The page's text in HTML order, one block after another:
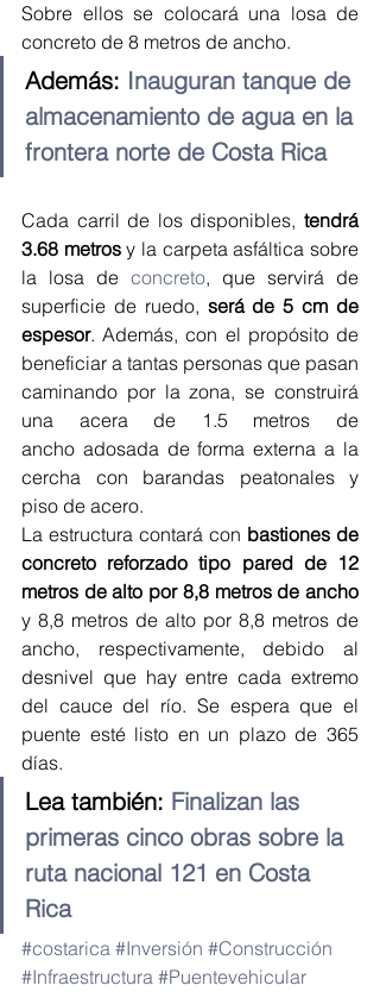
Sobre ellos se colocará una losa de
concreto de 8 metros de ancho.
Además: Inauguran tanque de
almacenamiento de agua en la
frontera norte de Costa Rica
Cada carril de los disponibles, tendrá
3.68 metros y la carpeta asfáltica sobre
la losa de concreto, que servirá de
superficie de ruedo, será de 5 cm de
espesor. Además, con el propósito de
beneficiar a tantas personas que pasan
caminando por la zona, se construirá
una acera de 1.5 metros de
ancho adosada de forma externa a la
cercha con barandas peatonales y
piso de acero.
La estructura contará con bastiones de
concreto reforzado tipo pared de 12
metros de alto por 8,8 metros de ancho
y 8,8 metros de alto por 8,8 metros de
ancho, respectivamente, debido al
desnivel que hay entre cada extremo
del cauce del río. Se espera que el
puente esté listo en un plazo de 365
días.
Lea también: Finalizan las
primeras cinco obras sobre la
ruta nacional 121 en Costa
Rica
#costarica #Inversión #Construcción
#Infraestructura #Puentevehicular